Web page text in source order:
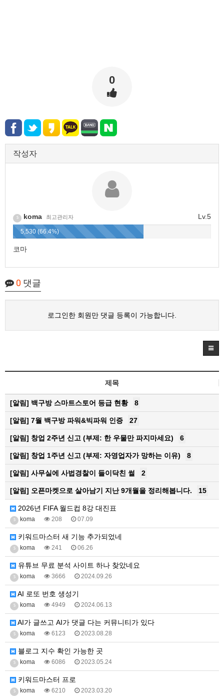
0
작성자
Lv.5
5 koma 최고관리자
5,530 (66.4%)
코마
0 댓글
로그인한 회원만 댓글 등록이 가능합니다.
제목
[알림] 백구방 스마트스토어 등급 현황 8
[알림] 7월 백구방 파워&빅파워 인증 27
[알림] 창업 2주년 신고 (부제: 한 우물만 파지마세요) 6
[알림] 창업 1주년 신고 (부제: 자영업자가 망하는 이유) 8
[알림] 사무실에 사법경찰이 들이닥친 썰 2
[알림] 오픈마켓으로 살아남기 지난 9개월을 정리해봅니다. 15
2026년 FIFA 월드컵 8강 대진표
5 koma 208 07.09
키워드마스터 새 기능 추가되었네
5 koma 241 06.26
유튜브 무료 분석 사이트 하나 찾았네요
5 koma 3666 2024.09.26
AI 로또 번호 생성기
5 koma 4949 2024.06.13
AI가 글쓰고 AI가 댓글 다는 커뮤니티가 있다
5 koma 6123 2023.08.28
블로그 지수 확인 가능한 곳
5 koma 6086 2023.05.24
키워드마스터 프로
5 koma 6210 2023.03.20